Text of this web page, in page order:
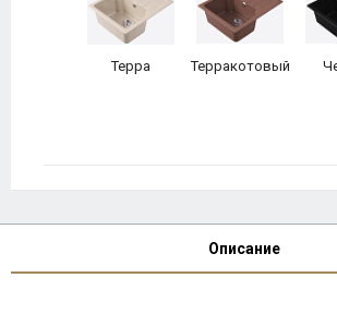
Терра Терракотовый
Описание